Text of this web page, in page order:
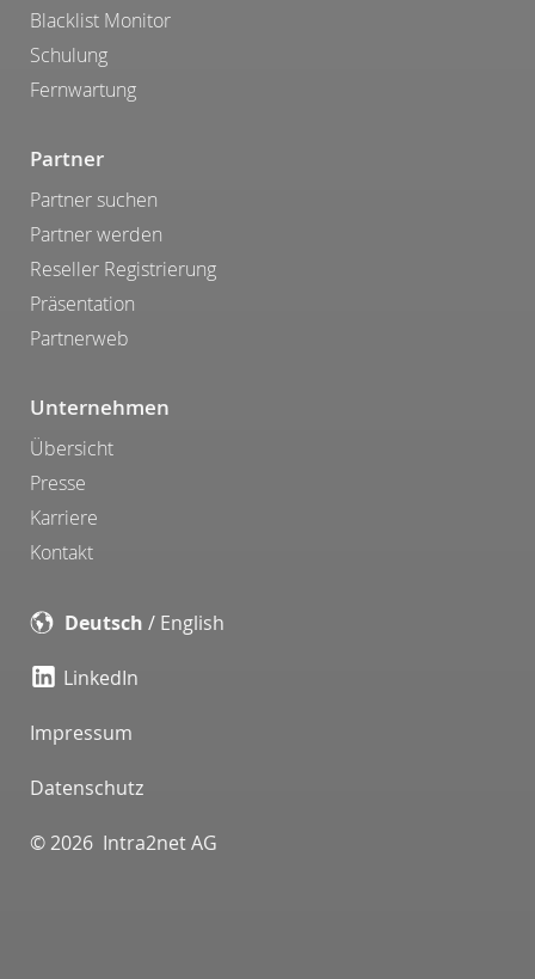
Blacklist Monitor
Schulung
Fernwartung
Partner
Partner suchen
Partner werden
Reseller Registrierung
Präsentation
Partnerweb
Unternehmen
Übersicht
Presse
Karriere
Kontakt
Deutsch / English
LinkedIn
Impressum
Datenschutz
© 2026 Intra2net AG